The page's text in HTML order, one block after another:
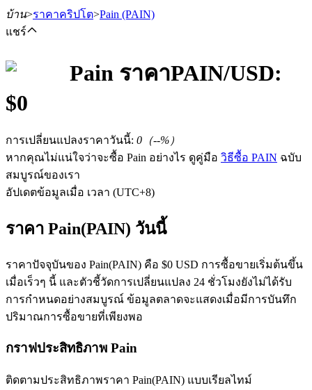
ฟิวเจอร์ส
ฟิวเจอร์สที่ใช้ USDT เป็นหลักประกัน
บ้าน>ราคาคริปโต>Pain (PAIN)
แชร์
Pain ราคาPAIN/USD:
$0
การเปลี่ยนแปลงราคาวันนี้: 0 （--%）
หากคุณไม่แน่ใจว่าจะซื้อ Pain อย่างไร ดูคู่มือ วิธีซื้อ PAIN ฉบับ
สมบูรณ์ของเรา
อัปเดตข้อมูลเมื่อ เวลา (UTC+8)
ราคา Pain(PAIN) วันนี้
ราคาปัจจุบันของ Pain(PAIN) คือ $0 USD การซื้อขายเริ่มต้นขึ้น
เมื่อเร็วๆ นี้ และตัวชี้วัดการเปลี่ยนแปลง 24 ชั่วโมงยังไม่ได้รับ
การกำหนดอย่างสมบูรณ์ ข้อมูลตลาดจะแสดงเมื่อมีการบันทึก
ปริมาณการซื้อขายที่เพียงพอ
กราฟประสิทธิภาพ Pain
ติดตามประสิทธิภาพราคา Pain(PAIN) แบบเรียลไทม์